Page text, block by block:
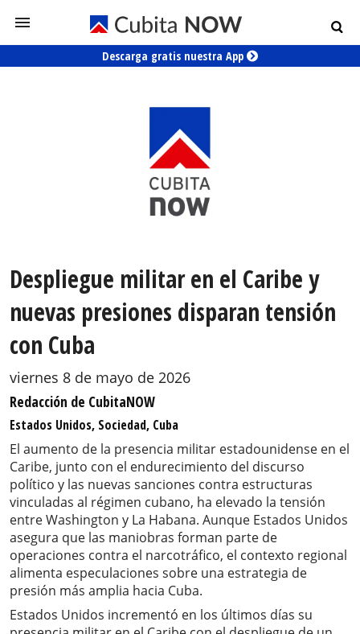
Descarga gratis nuestra App
Despliegue militar en el Caribe y
nuevas presiones disparan tensión
con Cuba
viernes 8 de mayo de 2026
Redacción de CubitaNOW
Estados Unidos, Sociedad, Cuba
El aumento de la presencia militar estadounidense en el
Caribe, junto con el endurecimiento del discurso
político y las nuevas sanciones contra estructuras
vinculadas al régimen cubano, ha elevado la tensión
entre Washington y La Habana. Aunque Estados Unidos
asegura que las maniobras forman parte de
operaciones contra el narcotráfico, el contexto regional
alimenta especulaciones sobre una estrategia de
presión más amplia hacia Cuba.
Estados Unidos incrementó en los últimos días su